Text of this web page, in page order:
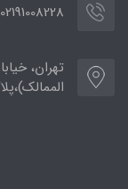
02191008228
تهران،
الممالک)،پلاک